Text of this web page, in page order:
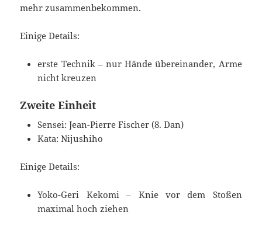
mehr zusammenbekommen.
Einige Details:
erste Technik – nur Hände übereinander, Arme
nicht kreuzen
Zweite Einheit
Sensei: Jean-Pierre Fischer (8. Dan)
Kata: Nijushiho
Einige Details:
Yoko-Geri Kekomi – Knie vor dem Stoßen
maximal hoch ziehen